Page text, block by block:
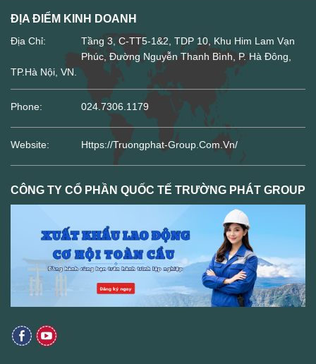
ĐỊA ĐIỂM KINH DOANH
Địa Chỉ:
Tầng 3, C-TT5-1&2, TDP 10, Khu Him Lam Vạn
Phúc, Đường Nguyễn Thanh Bình, P. Hà Đông,
TP.Hà Nội, VN.
Phone: 024.7306.1179
Website: Https://truongphat-Group.com.vn/
CÔNG TY CỔ PHẦN QUỐC TẾ TRƯỜNG PHÁT GROUP